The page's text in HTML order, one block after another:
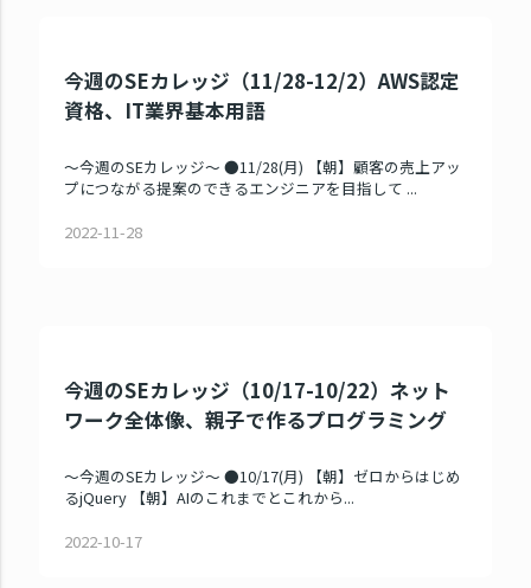
今週のSEカレッジ（11/28-12/2）AWS認定
資格、IT業界基本用語
～今週のSEカレッジ～ ●11/28(月) 【朝】顧客の売上アッ
プにつながる提案のできるエンジニアを目指して ...
2022-11-28
今週のSEカレッジ（10/17-10/22）ネット
ワーク全体像、親子で作るプログラミング
～今週のSEカレッジ～ ●10/17(月) 【朝】ゼロからはじめ
るjQuery 【朝】AIのこれまでとこれから...
2022-10-17